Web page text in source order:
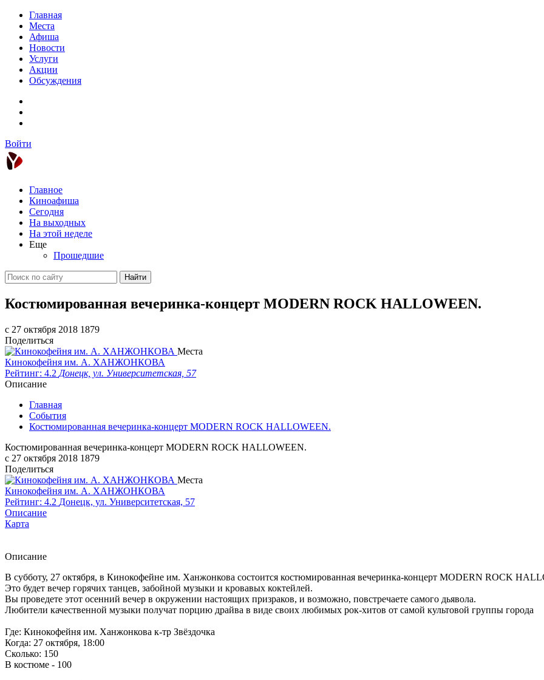
Главная
Места
Афиша
Новости
Услуги
Акции
Обсуждения
Войти
Главное
Киноафиша
Сегодня
На выходных
На этой неделе
Еще
Прошедшие
Найти
Костюмированная вечеринка-концерт MODERN ROCK HALLOWEEN.
c 27 октября 2018 1879
Поделиться
Места
Кинокофейня им. А. ХАНЖОНКОВА
Рейтинг: 4.2 Донецк, ул. Университетская, 57
Описание
Главная
События
Костюмированная вечеринка-концерт MODERN ROCK HALLOWEEN.
Костюмированная вечеринка-концерт MODERN ROCK HALLOWEEN.
c 27 октября 2018 1879
Поделиться
Места
Кинокофейня им. А. ХАНЖОНКОВА
Рейтинг: 4.2 Донецк, ул. Университетская, 57
Описание
Карта
Описание
В субботу, 27 октября, в Кинокофейне им. Ханжонкова состоится костюмированная вечеринка-концерт MODERN ROCK
Это будет вечер горячих танцев, забойной музыки и кровавых коктейлей.
Вы проведете этот осенний вечер в окружении настоящих призраков, и возможно, повстречаете самого дьявола.
Любители качественной музыки получат порцию драйва в виде своих любимых рок-хитов от самой культовой группы города
Где: Кинокофейня им. Ханжонкова к-тр Звёздочка
Когда: 27 октября, 18:00
Сколько: 150
В костюме - 100